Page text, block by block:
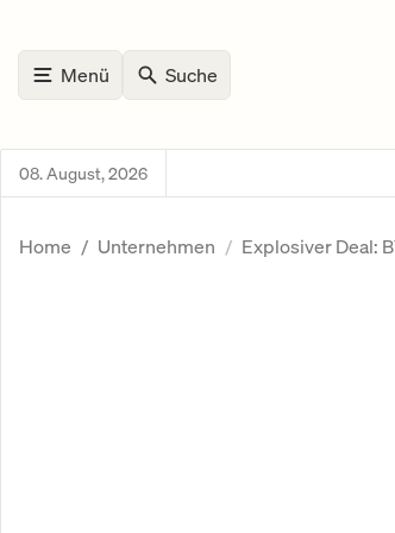
Menü Suche
08. August, 2026
Home Unternehmen Explosiver Deal: